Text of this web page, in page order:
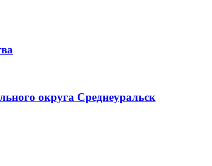
округа Среднеуральск